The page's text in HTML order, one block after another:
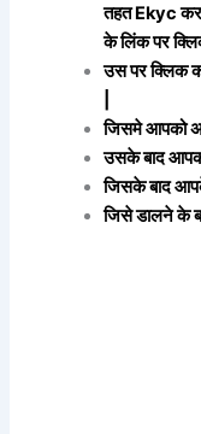
तहत Ekyc
के लिंक पर
उस पर क्लिक
जिसमे आपको
उसके बाद
जिसके बाद
जिसे डालने के